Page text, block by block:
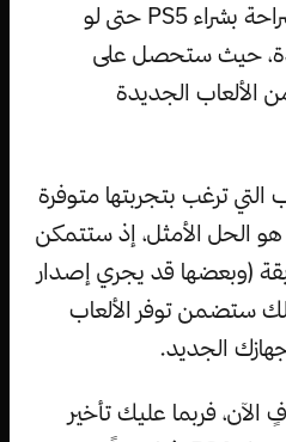
بشراء واحد، فننصحك صراحة بشراء PS5 حتى لو
حيث ستحصل على
الألعاب الجديدة
التي ترغب بتجربتها متوفرة
على PS4، فإن شراء PS5 هو الحل الأمثل، إذ ستتمكن
(وبعضها قد يجري إصدار
ستضمن توفر الألعاب
الجديد.
فربما عليك تأخير